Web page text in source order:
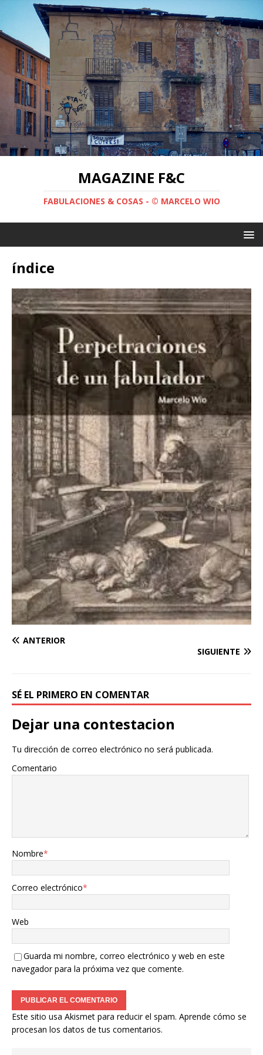
MAGAZINE F&C
FABULACIONES & COSAS - © MARCELO WIO
índice
ANTERIOR
SIGUIENTE
SÉ EL PRIMERO EN COMENTAR
Dejar una contestacion
Tu dirección de correo electrónico no será publicada.
Comentario
Nombre*
Correo electrónico*
Web
Guarda mi nombre, correo electrónico y web en este
navegador para la próxima vez que comente.
Este sitio usa Akismet para reducir el spam. Aprende cómo se
procesan los datos de tus comentarios.